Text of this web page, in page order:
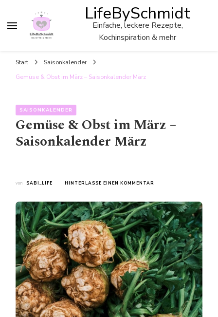
LifeBySchmidt
Einfache, leckere Rezepte,
Kochinspiration & mehr
Start
Saisonkalender
Gemüse & Obst im März – Saisonkalender März
SAISONKALENDER
Gemüse & Obst im März –
Saisonkalender März
von SABI_LIFE HINTERLASSE EINEN KOMMENTAR
OBST
IM
MÄRZ
–
SAISONKALENDER
MÄRZ